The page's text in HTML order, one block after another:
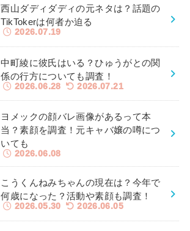
西山ダディダディの元ネタは？話題の
TikTokerは何者か迫る
2026.07.19
中町綾に彼氏はいる？ひゅうがとの関
係の行方についても調査！
2026.06.28 2026.07.21
ヨメックの顔バレ画像があるって本
当？素顔を調査！元キャバ嬢の噂につ
いても
2026.06.08
こうくんねみちゃんの現在は？今年で
何歳になった？活動や素顔も調査！
2026.05.30 2026.06.05